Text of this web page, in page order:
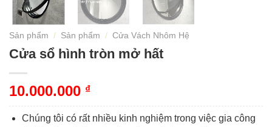
Sản phẩm / Sản phẩm / Cửa Vách Nhôm Hệ
Cửa sổ hình tròn mở hất
10.000.000 ₫
Chúng tôi có rất nhiều kinh nghiệm trong việc gia công